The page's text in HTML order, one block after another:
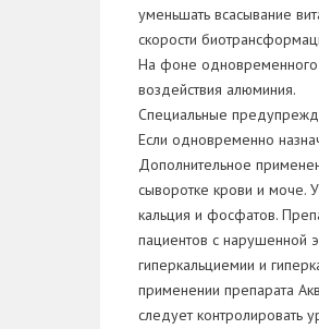
уменьшать всасывание
скорости
На фоне одновременного
воздействия алюминия.
Специальные
Если одновременно
Дополнительное
сыворотке крови и моче.
кальция и фосфатов.
пациентов с нарушенной
гиперкальциемии и
применении препарата
следует контролировать